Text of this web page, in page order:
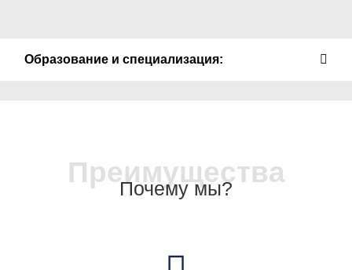
Образование и специализация:
Преимущества
Почему мы?